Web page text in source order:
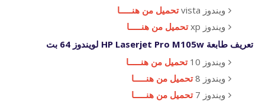
ويندوز vista
تحميل من هنـــــا
ويندوز xp
تحميل من هنـــــا
تعريف طابعة HP Laserjet Pro M105w لويندوز 64 بت
ويندوز 10
تحميل من هنـــــا
ويندوز 8
تحميل من هنـــــا
ويندوز 7
تحميل من هنـــــا